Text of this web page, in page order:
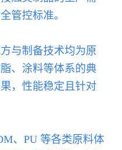
管控标准。
与制备技术均为原
、涂料等体系的典
，性能稳定且针对
、PU 等各类原料体